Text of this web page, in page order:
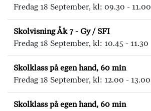
Fredag 18 September, kl: 09.30 - 11.00
Skolvisning Åk 7 - Gy / SFI
Fredag 18 September, kl: 10.45 - 11.30
Skolklass på egen hand, 60 min
Fredag 18 September, kl: 12.00 - 13.00
Skolklass på egen hand, 60 min